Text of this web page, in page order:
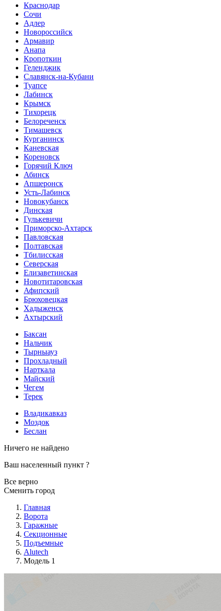
Краснодар
Сочи
Адлер
Новороссийск
Армавир
Анапа
Кропоткин
Геленджик
Славянск-на-Кубани
Туапсе
Лабинск
Крымск
Тихорецк
Белореченск
Тимашевск
Курганинск
Каневская
Кореновск
Горячий Ключ
Абинск
Апшеронск
Усть-Лабинск
Новокубанск
Динская
Гулькевичи
Приморско-Ахтарск
Павловская
Полтавская
Тбилисская
Северская
Елизаветинская
Новотитаровская
Афипский
Брюховецкая
Хадыженск
Ахтырский
Баксан
Нальчик
Тырныауз
Прохладный
Нарткала
Майский
Чегем
Терек
Владикавказ
Моздок
Беслан
Ничего не найдено
Ваш населенный пункт ?
Все верно
Сменить город
Главная
Ворота
Гаражные
Секционные
Подъемные
Alutech
Модель 1